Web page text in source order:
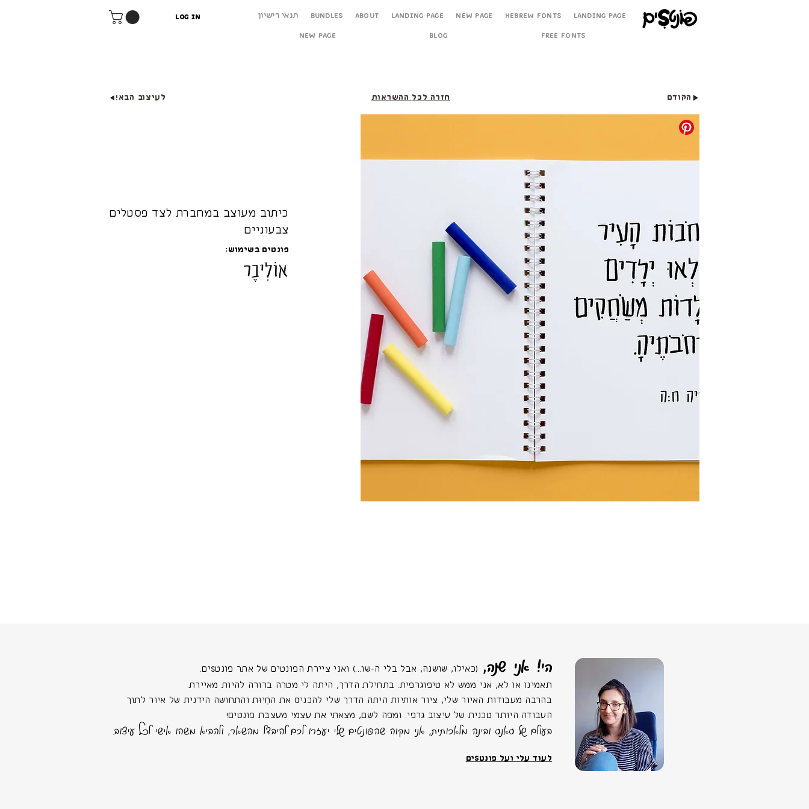
Log In Landing Page
Hebrew Fonts
New Page
Landing Page
About
Bundles תנאי רישיון
Free Fonts
Blog
New Page
לעיצוב הבא!
כיתוב מעוצב במחברת לצד פסטלים
צבעוניים
פונטים בשימוש:
הקודם חזרה לכל ההשראות
הי! אני שנה,
(כאילו, שושנה, אבל בלי ה-שו...) ואני ציירת הפונטים של אתר פונטSים.
תאמינו או לא, אני ממש לא טיפוגרפית. בתחילת הדרך, היתה לי מטרה ברורה להיות מאיירת.
בהרבה מעבודות האיור שלי, ציור אותיות היתה הדרך שלי להכניס את החַיוּת והתחושה הידנית של איור לתוך
העבודה היותר טכנית של עיצוב גרפי. ומפה לשם, מצאתי את עצמי מעצבת פונטים!
בעולם של סאנס ובינה מלאכותית, אני מקוה שהפונטים שלי יעזרו לכם להיבדל מהשאר, ולהביא משהו אישי לכל עיצוב.
לעוד עלי ועל פונטSים